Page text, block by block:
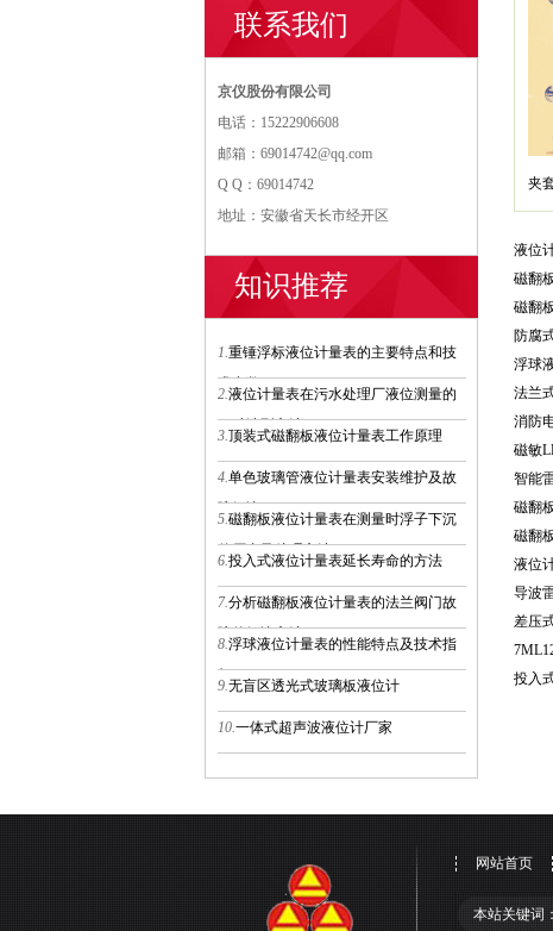
联系我们
京仪股份有限公司
电话：15222906608
邮箱：69014742@qq.com
Q Q：69014742
地址：安徽省天长市经开区
知识推荐
1.重锤浮标液位计量表的主要特点和技
术参数
2.液位计量表在污水处理厂液位测量的
四种选型方法
3.顶装式磁翻板液位计量表工作原理
4.单色玻璃管液位计量表安装维护及故
障解决
5.磁翻板液位计量表在测量时浮子下沉
的原由及处理方法
6.投入式液位计量表延长寿命的方法
7.分析磁翻板液位计量表的法兰阀门故
障的解决方法
8.浮球液位计量表的性能特点及技术指
标
9.无盲区透光式玻璃板液位计
10.一体式超声波液位计厂家
夹
液位
磁翻
磁翻
防腐
浮球
法兰
消防
磁敏
智能
磁翻
磁翻
液位
导波
差压
投入
网站首页
本站关键词